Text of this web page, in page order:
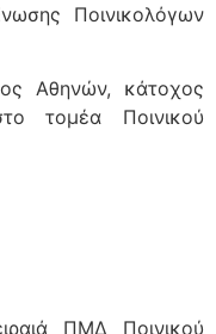
Ποινικολόγων
Αθηνών, κάτοχος
τομέα Ποινικού
ΠΜΔ Ποινικού